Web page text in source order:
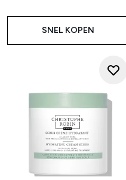
SNEL KOPEN